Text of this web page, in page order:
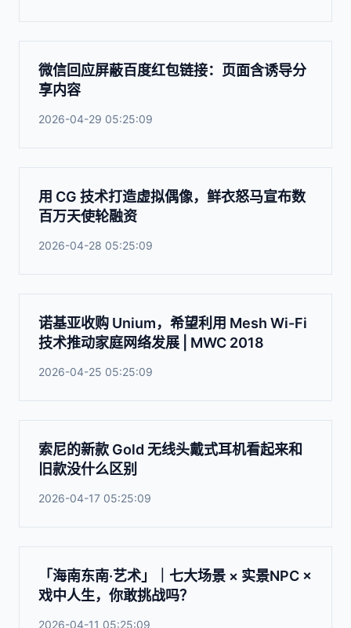
微信回应屏蔽百度红包链接：页面含诱导分
享内容
2026-04-29 05:25:09
用 CG 技术打造虚拟偶像，鲜衣怒马宣布数
百万天使轮融资
2026-04-28 05:25:09
诺基亚收购 Unium，希望利用 Mesh Wi-Fi
技术推动家庭网络发展 | MWC 2018
2026-04-25 05:25:09
索尼的新款 Gold 无线头戴式耳机看起来和
旧款没什么区别
2026-04-17 05:25:09
「海南东南·艺术」｜七大场景 × 实景NPC ×
戏中人生，你敢挑战吗？
2026-04-11 05:25:09